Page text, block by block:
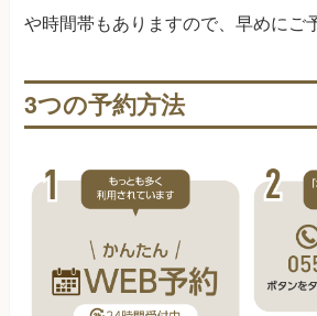
や時間帯もありますので、早めにご
3つの予約方法